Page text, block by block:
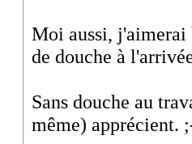
Moi aussi, j'aimerai
de douche à
Sans douche au
même) apprécient.